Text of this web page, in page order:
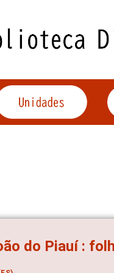
do Piauí :